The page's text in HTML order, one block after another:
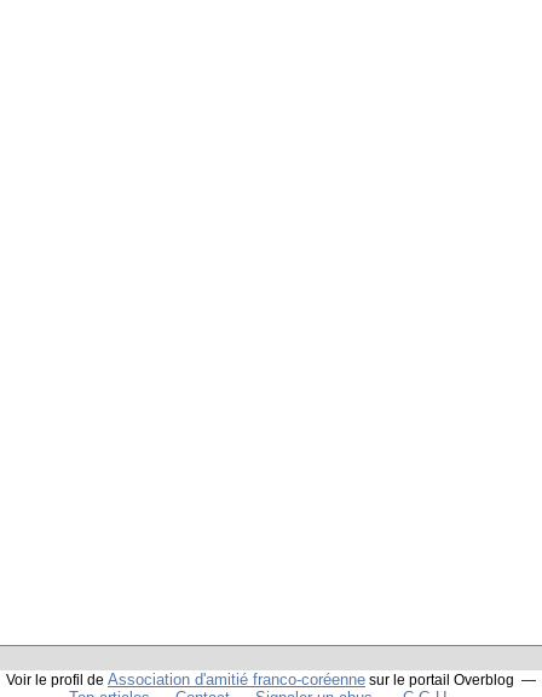
Voir le profil de Association d'amitié franco-coréenne sur le portail Overblog